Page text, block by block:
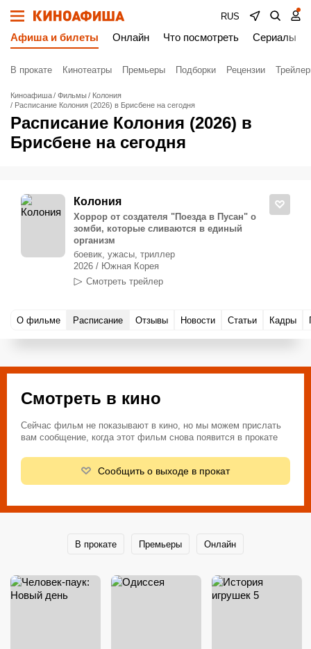
RUS
Афиша и билеты Онлайн Что посмотреть Сериалы
В прокате Кинотеатры Премьеры Подборки Рецензии
Киноафиша Фильмы
Колония
Расписание Колония (2026) в Брисбене на сегодня
Расписание Колония (2026) в
Брисбене на сегодня
Колония
Хоррор от создателя "Поезда в Пусан" о
зомби, которые сливаются в единый
организм
боевик, ужасы, триллер
2026 / Южная Корея
Смотреть трейлер
О фильме Расписание Отзывы Новости Статьи Кадры
Смотреть в кино
Сейчас фильм не показывают в кино, но мы можем прислать
вам сообщение, когда этот фильм снова появится в прокате
Сообщить о выходе в прокат
В прокате Премьеры Онлайн